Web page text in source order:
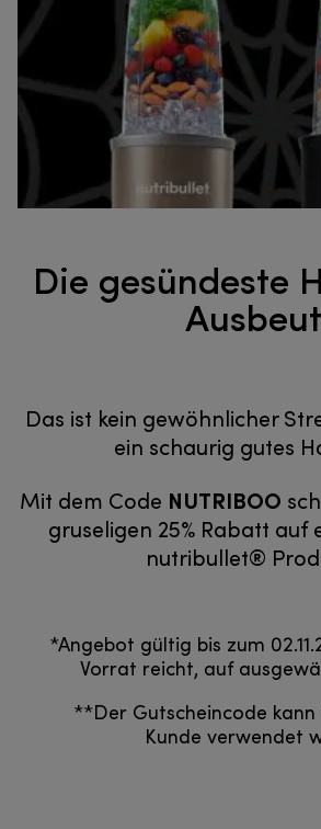
Die gesündeste
Das ist kein gewöhnlicher
ein schaurig gutes
Mit dem Code NUTRIBOO
gruseligen 25% Rabatt auf
nutribullet®
*Angebot gültig bis zum
Vorrat reicht, auf
**Der Gutscheincode
Kunde verwendet